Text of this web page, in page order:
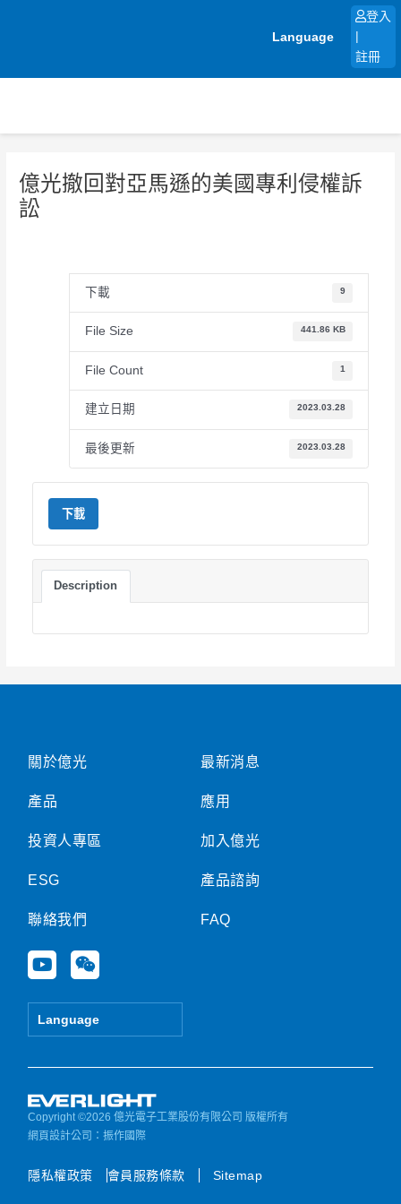
Language
登入
註冊
億光撤回對亞馬遜的美國專利侵權訴
訟
下載 9
File Size 441.86 KB
File Count 1
建立日期 2023.03.28
最後更新 2023.03.28
下載
Description
關於億光
產品
投資人專區
ESG
聯絡我們
Y
o
u
e
W
e
i
Language
最新消息
應用
加入億光
產品諮詢
FAQ
Copyright ©2026 億光電子工業股份有限公司 版權所有
網頁設計公司 ：振作國際
隱私權政策 會員服務條款 Sitemap